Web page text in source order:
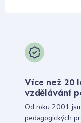
Více než 20
vzdělávání
Od roku 2001
pedagogických